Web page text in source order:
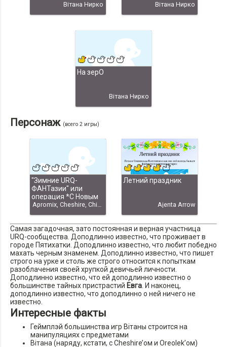
Вiтана Нирко Вiтана Нирко
На зерО
Вiтана Нирко
Персонаж (всего 2 игры)
"Зимние URQ-
ФАНТазии" или
операция *С Новым
Годом-2010!*
Apromix, Cheshire, Chicago1920, frodo, KaPeR, Narratius, noname, Вiтана, Джеймс Поттер, Серый Волк, С новым Годом-2010"
Летний праздник
Ajenta Arrow
Самая загадочная, зато постоянная и верная участница
URQ-сообщества. Доподлинно известно, что проживает в
городе Пятихатки. Доподлинно известно, что любит победно
махать черным знаменем. Доподлинно известно, что пишет
строго на урке и столь же строго относится к попыткам
разоблачения своей хрупкой девичьей личности.
Доподлинно известно, что ей доподлинно известно о
большинстве тайных пристрастий Евга. И наконец,
доподлинно известно, что доподлинно о ней ничего не
известно.
Интересные факты
Геймплэй большинства игр Вiтаны строится на
манипуляциях с предметами
Вiтана (наряду, кстати, с Cheshire’ом и Oreolek’ом)